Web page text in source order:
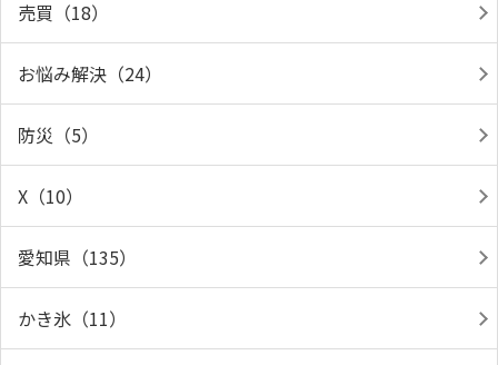
売買（18）
お悩み解決（24）
防災（5）
X（10）
愛知県（135）
かき氷（11）